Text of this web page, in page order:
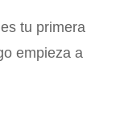
tu primera
empieza a